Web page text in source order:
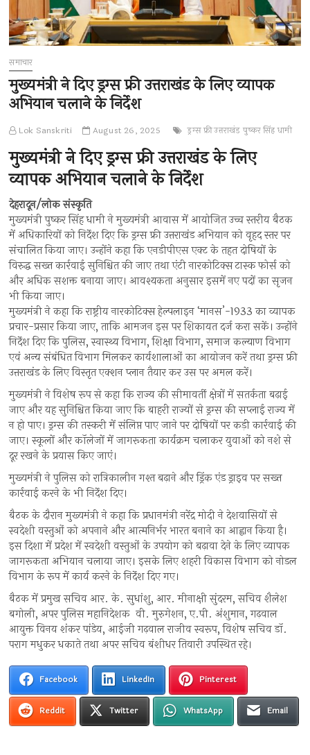
समाचार
मुख्यमंत्री ने दिए ड्रग्स फ्री उत्तराखंड के लिए व्यापक
अभियान चलाने के निर्देश
Lok Sanskriti August 26, 2025 ड्रग्स फ्री उत्तराखंड पुष्कर सिंह धामी
मुख्यमंत्री ने दिए ड्रग्स फ्री उत्तराखंड के लिए
व्यापक अभियान चलाने के निर्देश
देहरादून/लोक संस्कृति
मुख्यमंत्री पुष्कर सिंह धामी ने मुख्यमंत्री आवास में आयोजित उच्च स्तरीय बैठक
में अधिकारियों को निर्देश दिए कि ड्रग्स फ्री उत्तराखंड अभियान को वृहद स्तर पर
संचालित किया जाए। उन्होंने कहा कि एनडीपीएस एक्ट के तहत दोषियों के
विरुद्ध सख्त कार्रवाई सुनिश्चित की जाए तथा एंटी नारकोटिक्स टास्क फोर्स को
और अधिक सशक्त बनाया जाए। आवश्यकता अनुसार इसमें नए पदों का सृजन
भी किया जाए।
मुख्यमंत्री ने कहा कि राष्ट्रीय नारकोटिक्स हेल्पलाइन ‘मानस’-1933 का व्यापक
प्रचार-प्रसार किया जाए, ताकि आमजन इस पर शिकायत दर्ज करा सकें। उन्होंने
निर्देश दिए कि पुलिस, स्वास्थ्य विभाग, शिक्षा विभाग, समाज कल्याण विभाग
एवं अन्य संबंधित विभाग मिलकर कार्यशालाओं का आयोजन करें तथा ड्रग्स फ्री
उत्तराखंड के लिए विस्तृत एक्शन प्लान तैयार कर उस पर अमल करें।
मुख्यमंत्री ने विशेष रूप से कहा कि राज्य की सीमावर्ती क्षेत्रों में सतर्कता बढ़ाई
जाए और यह सुनिश्चित किया जाए कि बाहरी राज्यों से ड्रग्स की सप्लाई राज्य में
न हो पाए। ड्रग्स की तस्करी में संलिप्त पाए जाने पर दोषियों पर कड़ी कार्रवाई की
जाए। स्कूलों और कॉलेजों में जागरूकता कार्यक्रम चलाकर युवाओं को नशे से
दूर रखने के प्रयास किए जाएं।
मुख्यमंत्री ने पुलिस को रात्रिकालीन गश्त बढ़ाने और ड्रिंक एंड ड्राइव पर सख्त
कार्रवाई करने के भी निर्देश दिए।
बैठक के दौरान मुख्यमंत्री ने कहा कि प्रधानमंत्री नरेंद्र मोदी ने देशवासियों से
स्वदेशी वस्तुओं को अपनाने और आत्मनिर्भर भारत बनाने का आह्वान किया है।
इस दिशा में प्रदेश में स्वदेशी वस्तुओं के उपयोग को बढ़ावा देने के लिए व्यापक
जागरूकता अभियान चलाया जाए। इसके लिए शहरी विकास विभाग को नोडल
विभाग के रूप में कार्य करने के निर्देश दिए गए।
बैठक में प्रमुख सचिव आर. के. सुधांशु, आर. मीनाक्षी सुंदरम, सचिव शैलेश
बगोली, अपर पुलिस महानिदेशक वी. मुरुगेशन, ए.पी. अंशुमान, गढ़वाल
आयुक्त विनय शंकर पांडेय, आईजी गढ़वाल राजीव स्वरूप, विशेष सचिव डॉ.
पराग मधुकर धकाते तथा अपर सचिव बंशीधर तिवारी उपस्थित रहे।
Facebook LinkedIn Pinterest
Reddit Twitter WhatsApp Email